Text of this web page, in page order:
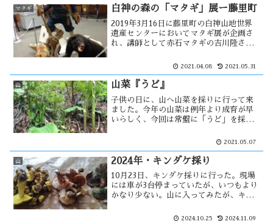
マタギ 白神の森の「マタギ」展ー藤里町
2019年3月16日に藤里町の白神山地世界
遺産センターにおいてマタギ展が企画さ
れ、講師として赤石マタギの吉川隆さん
ギの事を初めて知った。能代山本にも、
た。山窟の存在とマタギとの関係
2021.04.08 2021.05.31
山 山菜『うど』
子供の日に、山へ山菜を採りに行って来
ました。今年の山菜は例年より成育が早
いらしく、今回は常盤に「うど」を採り
土の柔らかい所に良く育つため、採取は
ている事が多く、その中から太目の物
2021.05.07
山 2024年・キンダケ採り
10月23日、キンダケ採りに行った。現場
には車が3台停まっていたが、いつもより
かなり少ない。山に入ってみたが、キン
にイクジがまだ採れた。去年の実績から
2024.10.25 2024.11.09